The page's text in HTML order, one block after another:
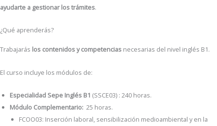
ayudarte a gestionar los trámites.
¿Qué aprenderás?
Trabajarás los contenidos y competencias necesarias del nivel inglés B1.
El curso incluye los módulos de:
Especialidad Sepe Inglés B1 (SSCE03) : 240 horas.
Módulo Complementario: 25 horas.
FCOO03: Inserción laboral, sensibilización medioambiental y en la